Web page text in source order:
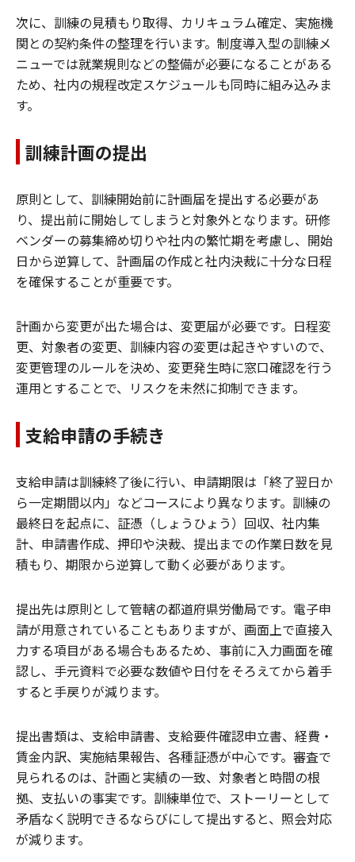
次に、訓練の見積もり取得、カリキュラム確定、実施機
関との契約条件の整理を行います。制度導入型の訓練メ
ニューでは就業規則などの整備が必要になることがある
ため、社内の規程改定スケジュールも同時に組み込みま
す。
訓練計画の提出
原則として、訓練開始前に計画届を提出する必要があ
り、提出前に開始してしまうと対象外となります。研修
ベンダーの募集締め切りや社内の繁忙期を考慮し、開始
日から逆算して、計画届の作成と社内決裁に十分な日程
を確保することが重要です。
計画から変更が出た場合は、変更届が必要です。日程変
更、対象者の変更、訓練内容の変更は起きやすいので、
変更管理のルールを決め、変更発生時に窓口確認を行う
運用とすることで、リスクを未然に抑制できます。
支給申請の手続き
支給申請は訓練終了後に行い、申請期限は「終了翌日か
ら一定期間以内」などコースにより異なります。訓練の
最終日を起点に、証憑（しょうひょう）回収、社内集
計、申請書作成、押印や決裁、提出までの作業日数を見
積もり、期限から逆算して動く必要があります。
提出先は原則として管轄の都道府県労働局です。電子申
請が用意されていることもありますが、画面上で直接入
力する項目がある場合もあるため、事前に入力画面を確
認し、手元資料で必要な数値や日付をそろえてから着手
すると手戻りが減ります。
提出書類は、支給申請書、支給要件確認申立書、経費・
賃金内訳、実施結果報告、各種証憑が中心です。審査で
見られるのは、計画と実績の一致、対象者と時間の根
拠、支払いの事実です。訓練単位で、ストーリーとして
矛盾なく説明できるならびにして提出すると、照会対応
が減ります。